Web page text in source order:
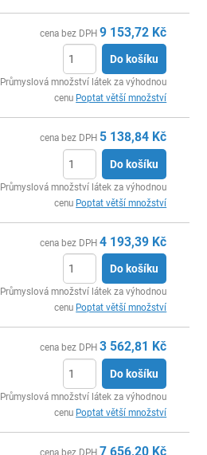
cena bez DPH 9 153,72 Kč
Do košíku
Průmyslová množství látek za výhodnou
cenu Poptat větší množství
cena bez DPH 5 138,84 Kč
Do košíku
Průmyslová množství látek za výhodnou
cenu Poptat větší množství
cena bez DPH 4 193,39 Kč
Do košíku
Průmyslová množství látek za výhodnou
cenu Poptat větší množství
cena bez DPH 3 562,81 Kč
Do košíku
Průmyslová množství látek za výhodnou
cenu Poptat větší množství
cena bez DPH 7 656,20 Kč